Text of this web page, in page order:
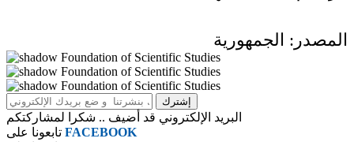
المصدر: الجمهورية
البريد الإلكتروني قد أضيف .. شكرا لمشاركتكم
FACEBOOK